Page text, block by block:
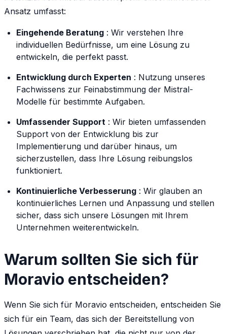
Ansatz umfasst:
Eingehende Beratung : Wir verstehen Ihre
individuellen Bedürfnisse, um eine Lösung zu
entwickeln, die perfekt passt.
Entwicklung durch Experten : Nutzung unseres
Fachwissens zur Feinabstimmung der Mistral-
Modelle für bestimmte Aufgaben.
Umfassender Support : Wir bieten umfassenden
Support von der Entwicklung bis zur
Implementierung und darüber hinaus, um
sicherzustellen, dass Ihre Lösung reibungslos
funktioniert.
Kontinuierliche Verbesserung : Wir glauben an
kontinuierliches Lernen und Anpassung und stellen
sicher, dass sich unsere Lösungen mit Ihrem
Unternehmen weiterentwickeln.
Warum sollten Sie sich für
Moravio entscheiden?
Wenn Sie sich für Moravio entscheiden, entscheiden Sie
sich für ein Team, das sich der Bereitstellung von